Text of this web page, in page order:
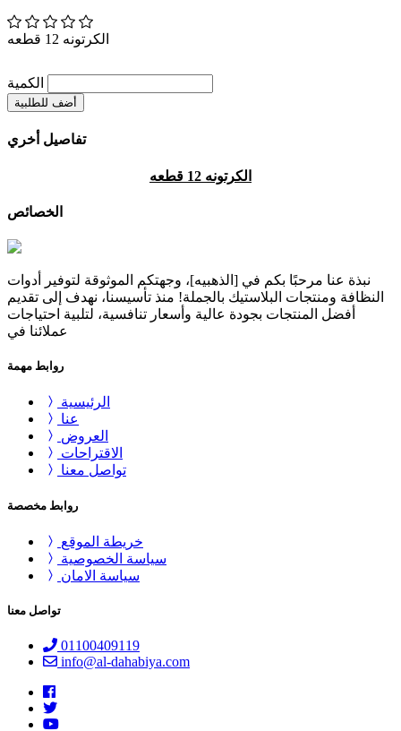
الكرتونه 12 قطعه
الكمية
أضف للطلبية
تفاصيل أخري
الكرتونه 12 قطعه
الخصائص
نبذة عنا مرحبًا بكم في [الذهبيه]، وجهتكم الموثوقة لتوفير أدوات
النظافة ومنتجات البلاستيك بالجملة! منذ تأسيسنا، نهدف إلى تقديم
أفضل المنتجات بجودة عالية وأسعار تنافسية، لتلبية احتياجات
عملائنا في
روابط مهمة
الرئيسية
عنا
العروض
الاقتراحات
تواصل معنا
روابط مخصصة
خريطة الموقع
سياسة الخصوصية
سياسة الامان
تواصل معنا
01100409119
info@al-dahabiya.com